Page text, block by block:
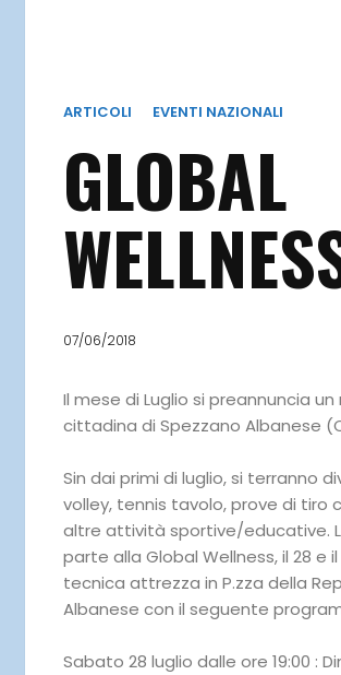
ARTICOLI EVENTI NAZIONALI
GLOBAL
07/06/2018
Il mese di Luglio si preannuncia
cittadina di Spezzano Albanese
Sin dai primi di luglio, si terranno
volley, tennis tavolo, prove di tiro
altre attività sportive/educative.
parte alla Global Wellness, il 28 e il
tecnica attrezza in P.zza della
Albanese con il seguente
Sabato 28 luglio dalle ore 19:00 :